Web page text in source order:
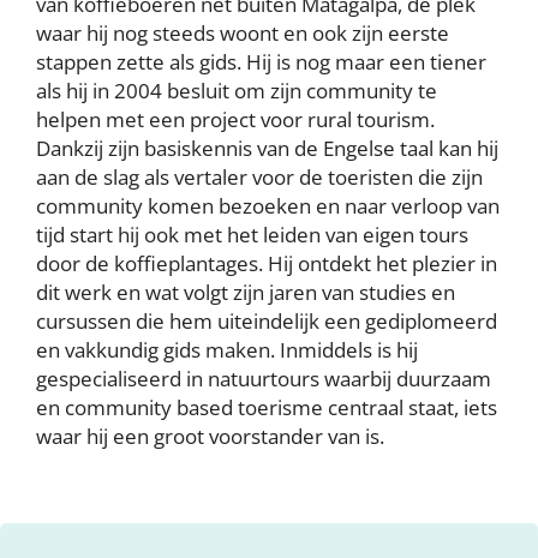
waar hij nog steeds woont en ook zijn eerste
stappen zette als gids. Hij is nog maar een tiener
als hij in 2004 besluit om zijn community te
helpen met een project voor rural tourism.
Dankzij zijn basiskennis van de Engelse taal kan hij
aan de slag als vertaler voor de toeristen die zijn
community komen bezoeken en naar verloop van
tijd start hij ook met het leiden van eigen tours
door de koffieplantages. Hij ontdekt het plezier in
dit werk en wat volgt zijn jaren van studies en
cursussen die hem uiteindelijk een gediplomeerd
en vakkundig gids maken. Inmiddels is hij
gespecialiseerd in natuurtours waarbij duurzaam
en community based toerisme centraal staat, iets
waar hij een groot voorstander van is.